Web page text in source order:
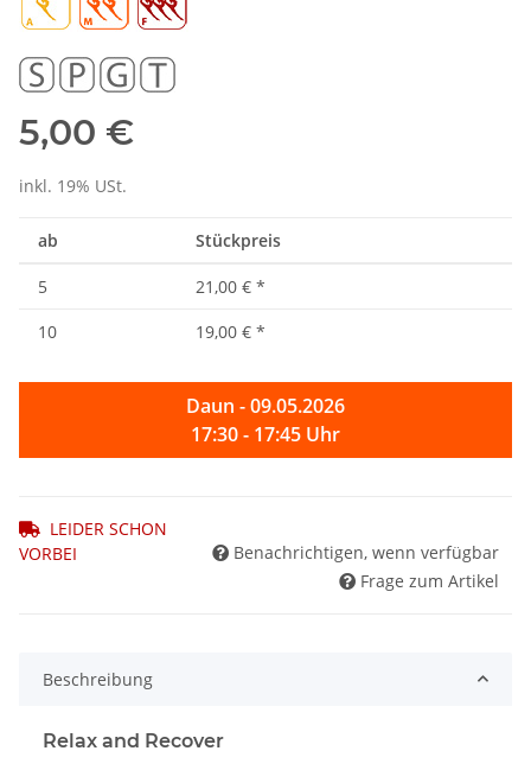
5,00 €
inkl. 19% USt.
ab Stückpreis
5 21,00 € *
10
19,00 € *
Daun - 09.05.2026
17:30 - 17:45 Uhr
LEIDER SCHON
VORBEI
Benachrichtigen, wenn verfügbar
Frage zum Artikel
Beschreibung
Relax and Recover